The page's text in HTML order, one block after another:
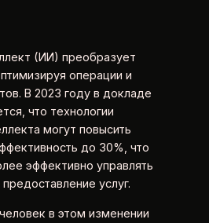
(ИИ) преобразует
операции и
В 2023 году в докладе
что технологии
могут повысить
до 30%, что
эффективно управлять
услуг.
в этом изменении